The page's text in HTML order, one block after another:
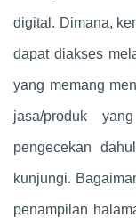
digital. Dimana,
dapat diakses
yang memang
jasa/produk
pengecekan
kunjungi.
penampilan